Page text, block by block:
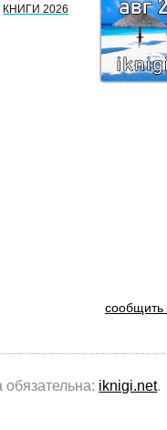
КНИГИ 2026
iknigi.net.